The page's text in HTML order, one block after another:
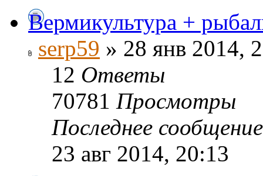
Вермикультура +
serp59 » 28 янв 2014,
12 Ответы
70781 Просмотры
Последнее
23 авг 2014, 20:13